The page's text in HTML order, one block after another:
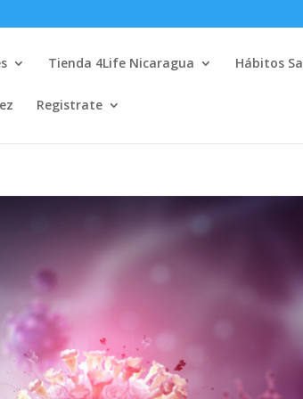
Tienda 4Life Nicaragua Hábitos
Registrate